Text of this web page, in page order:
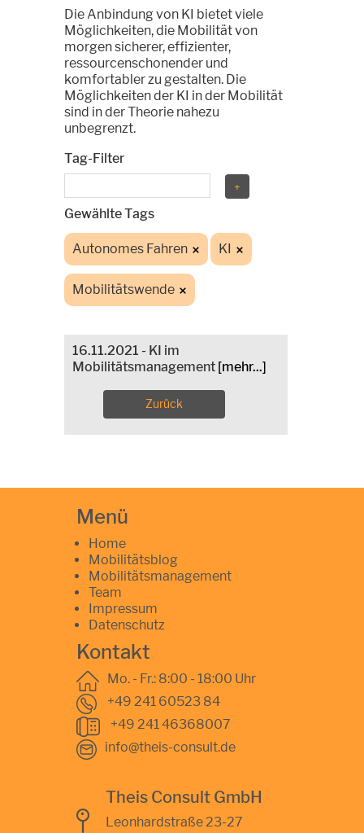
Die Anbindung von KI bietet viele
Möglichkeiten, die Mobilität von
morgen sicherer, effizienter,
ressourcenschonender und
komfortabler zu gestalten. Die
Möglichkeiten der KI in der Mobilität
sind in der Theorie nahezu
unbegrenzt.
Tag-Filter
Gewählte Tags
Autonomes Fahren KI
Mobilitätswende
16.11.2021 - KI im
Mobilitätsmanagement [mehr...]
Zurück
Menü
Home
Mobilitätsblog
Mobilitätsmanagement
Team
Impressum
Datenschutz
Kontakt
Mo. - Fr.: 8:00 - 18:00 Uhr
+49 241 60523 84
+49 241 46368007
info@theis-consult.de
Theis Consult GmbH
Leonhardstraße 23-27